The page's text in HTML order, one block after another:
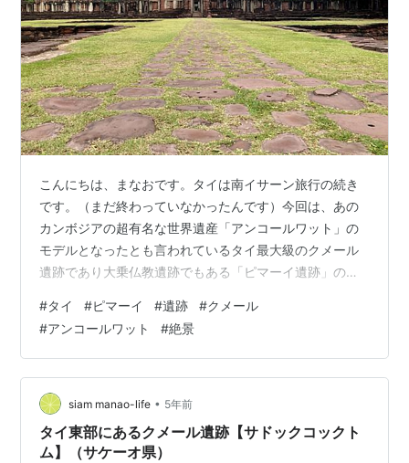
こんにちは、まなおです。タイは南イサーン旅行の続き
です。（まだ終わっていなかったんです）今回は、あの
カンボジアの超有名な世界遺産「アンコールワット」の
モデルとなったとも言われているタイ最大級のクメール
遺跡であり大乗仏教遺跡でもある「ピマーイ遺跡」のお
ル しんみり晩ごはん 朝のピマーイ遺跡は最高 ホテルで
朝ごはん ピマーイ遺跡について ピマーイ歴史公園
（อุทยานประวัติศาสตร์พิมาย）は、ナコーンラーチャシー
マー県（コラート）のピマーイ郡にあるクメール遺跡を
中心とした歴史公園です。11世紀から12世紀にかけてヒ
ンドゥー教寺院…
#タイ #ピマーイ #遺跡 #クメール
#アンコールワット #絶景
siam manao-life • 5年前
タイ東部にあるクメール遺跡【サドックコックト
ム】（サケーオ県）